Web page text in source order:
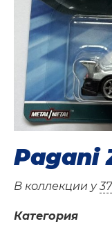
Pagani
В коллекции у
Категория